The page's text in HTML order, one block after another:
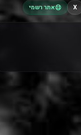
X אתר רשמי